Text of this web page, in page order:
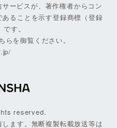
ービスが、著作権者からコン
ることを示す登録商標（登録
す。
を御覧ください。
reserved.
ます。無断複製転載放送等は